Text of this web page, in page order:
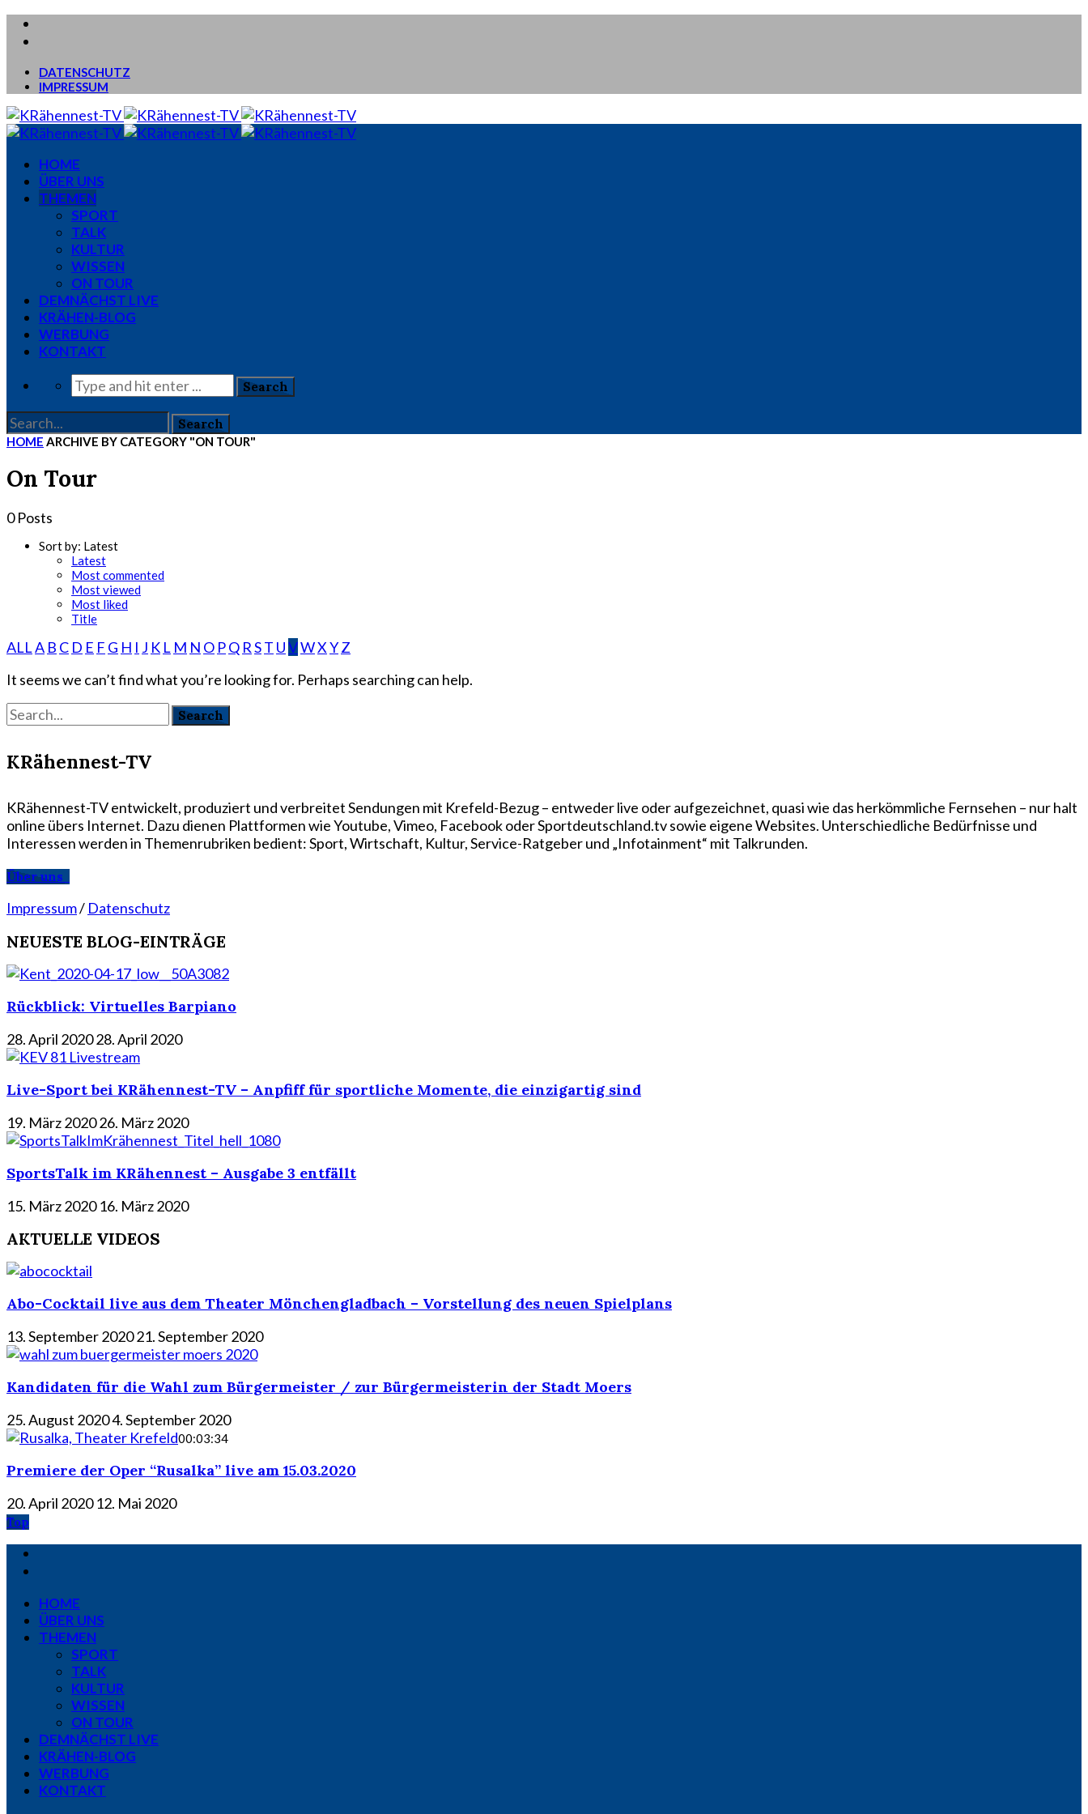
DATENSCHUTZ
IMPRESSUM
HOME
ÜBER UNS
THEMEN
SPORT
TALK
KULTUR
WISSEN
ON TOUR
DEMNÄCHST LIVE
KRÄHEN-BLOG
WERBUNG
KONTAKT
HOME ARCHIVE BY CATEGORY "ON TOUR"
On Tour
0 Posts
Sort by: Latest
Latest
Most commented
Most viewed
Most liked
Title
ALLA B C D E F G H I J K L M N O PQ RST UVWXYZ
It seems we can’t find what you’re looking for. Perhaps searching can help.
KRähennest-TV
KRähennest-TV entwickelt, produziert und verbreitet Sendungen mit Krefeld-Bezug – entweder live oder aufgezeichnet, quasi wie das herkömmliche Fernsehen – nur halt
online übers Internet. Dazu dienen Plattformen wie Youtube, Vimeo, Facebook oder Sportdeutschland.tv sowie eigene Websites. Unterschiedliche Bedürfnisse und
Interessen werden in Themenrubriken bedient: Sport, Wirtschaft, Kultur, Service-Ratgeber und „Infotainment“ mit Talkrunden.
Über uns
Impressum/ Datenschutz
NEUESTE BLOG-EINTRÄGE
Rückblick: Virtuelles Barpiano
28. April 202028. April 2020
Live-Sport bei KRähennest-TV – Anpfiff für sportliche Momente, die einzigartig sind
19. März 202026. März 2020
SportsTalk im KRähennest – Ausgabe 3 entfällt
15. März 2020 16. März 2020
AKTUELLE VIDEOS
Abo-Cocktail live aus dem Theater Mönchengladbach – Vorstellung des neuen Spielplans
13. September 202021. September 2020
Kandidaten für die Wahl zum Bürgermeister / zur Bürgermeisterin der Stadt Moers
25. August 20204. September 2020
00:03:34
Premiere der Oper “Rusalka” live am 15.03.2020
20. April 2020 12. Mai 2020
Top
HOME
ÜBER UNS
THEMEN
SPORT
TALK
KULTUR
WISSEN
ON TOUR
DEMNÄCHST LIVE
KRÄHEN-BLOG
WERBUNG
KONTAKT